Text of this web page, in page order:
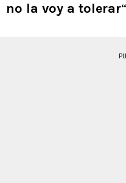
no la voy a tolerar